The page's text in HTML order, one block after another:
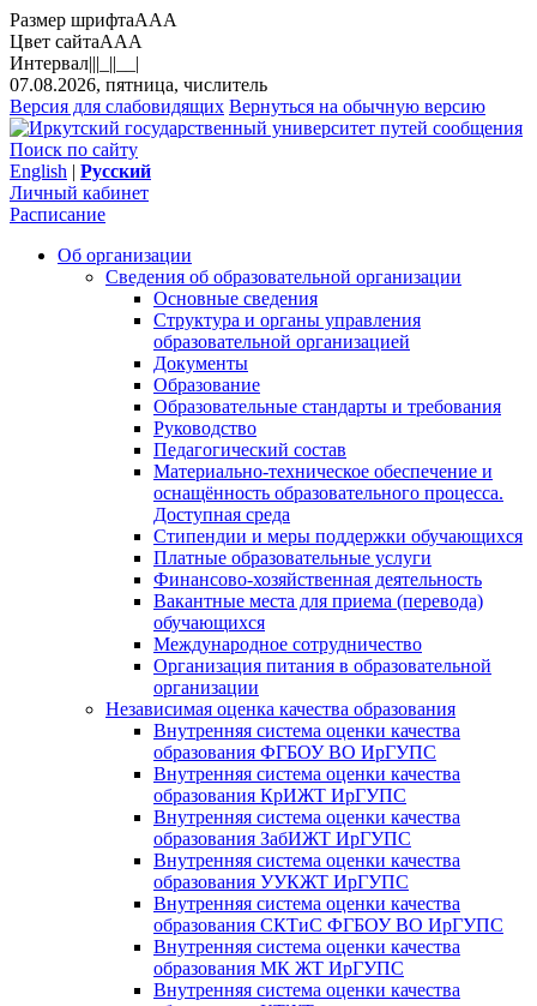
Размер шрифтаAAA
Цвет сайтаAAA
Интервал|||_||__|
07.08.2026, пятница, числитель
Версия для слабовидящих Вернуться на обычную версию
Поиск по сайту
English | Русский
Личный кабинет
Расписание
Об организации
Сведения об образовательной организации
Основные сведения
Структура и органы управления
образовательной организацией
Документы
Образование
Образовательные стандарты и требования
Руководство
Педагогический состав
Материально-техническое обеспечение и
оснащённость образовательного процесса.
Доступная среда
Стипендии и меры поддержки обучающихся
Платные образовательные услуги
Финансово-хозяйственная деятельность
Вакантные места для приема (перевода)
обучающихся
Международное сотрудничество
Организация питания в образовательной
организации
Независимая оценка качества образования
Внутренняя система оценки качества
образования ФГБОУ ВО ИрГУПС
Внутренняя система оценки качества
образования КрИЖТ ИрГУПС
Внутренняя система оценки качества
образования ЗабИЖТ ИрГУПС
Внутренняя система оценки качества
образования УУКЖТ ИрГУПС
Внутренняя система оценки качества
образования СКТиС ФГБОУ ВО ИрГУПС
Внутренняя система оценки качества
образования МК ЖТ ИрГУПС
Внутренняя система оценки качества